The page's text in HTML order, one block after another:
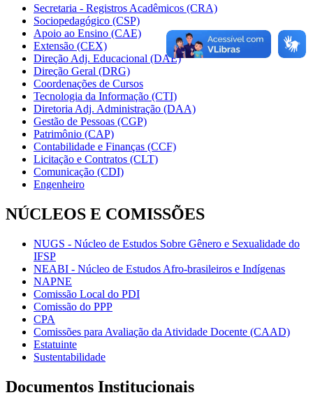
Secretaria - Registros Acadêmicos (CRA)
Sociopedagógico (CSP)
Apoio ao Ensino (CAE)
Extensão (CEX)
Direção Adj. Educacional (DAE)
Direção Geral (DRG)
Coordenações de Cursos
Tecnologia da Informação (CTI)
Diretoria Adj. Administração (DAA)
Gestão de Pessoas (CGP)
Patrimônio (CAP)
Contabilidade e Finanças (CCF)
Licitação e Contratos (CLT)
Comunicação (CDI)
Engenheiro
NÚCLEOS E COMISSÕES
NUGS - Núcleo de Estudos Sobre Gênero e Sexualidade do
IFSP
NEABI - Núcleo de Estudos Afro-brasileiros e Indígenas
NAPNE
Comissão Local do PDI
Comissão do PPP
CPA
Comissões para Avaliação da Atividade Docente (CAAD)
Estatuinte
Sustentabilidade
Documentos Institucionais